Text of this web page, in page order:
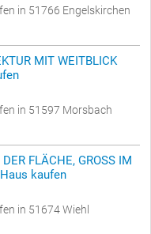
in 51766 Engelskirchen
MIT WEITBLICK
in 51597 Morsbach
FLÄCHE, GROSS IM
kaufen
in 51674 Wiehl